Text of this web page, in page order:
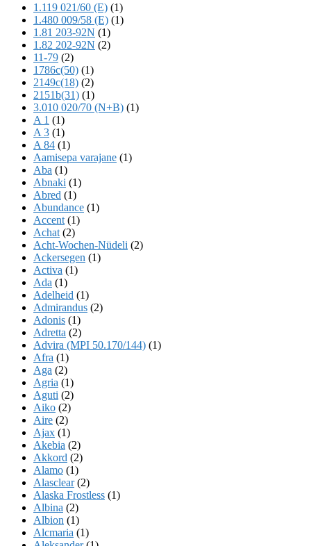
1.119 021/60 (E) (1)
1.480 009/58 (E) (1)
1.81 203-92N (1)
1.82 202-92N (2)
11-79 (2)
1786c(50) (1)
2149c(18) (2)
2151b(31) (1)
3.010 020/70 (N+B) (1)
A 1 (1)
A 3 (1)
A 84 (1)
Aamisepa varajane (1)
Aba (1)
Abnaki (1)
Abred (1)
Abundance (1)
Accent (1)
Achat (2)
Acht-Wochen-Nüdeli (2)
Ackersegen (1)
Activa (1)
Ada (1)
Adelheid (1)
Admirandus (2)
Adonis (1)
Adretta (2)
Advira (MPI 50.170/144) (1)
Afra (1)
Aga (2)
Agria (1)
Aguti (2)
Aiko (2)
Aire (2)
Ajax (1)
Akebia (2)
Akkord (2)
Alamo (1)
Alasclear(2)
Alaska Frostless (1)
Albina (2)
Albion (1)
Alcmaria (1)